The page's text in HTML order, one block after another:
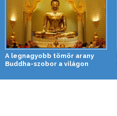
A legnagyobb tömör arany
Buddha-szobor a világon